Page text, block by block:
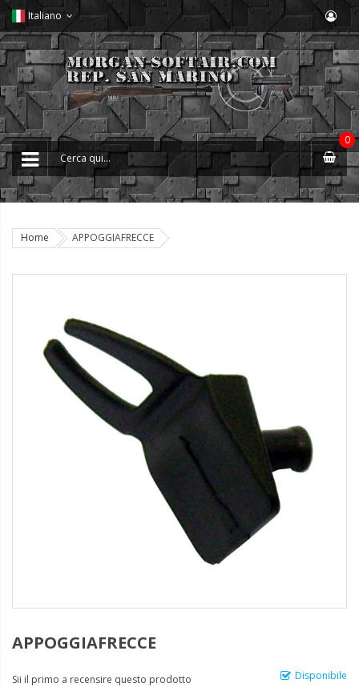
Italiano
0
Home APPOGGIAFRECCE
APPOGGIAFRECCE
Disponibile
Sii il primo a recensire questo prodotto